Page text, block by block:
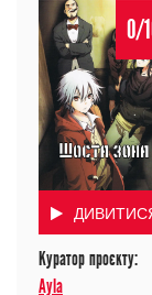
0/
Куратор проєкту:
Ayla